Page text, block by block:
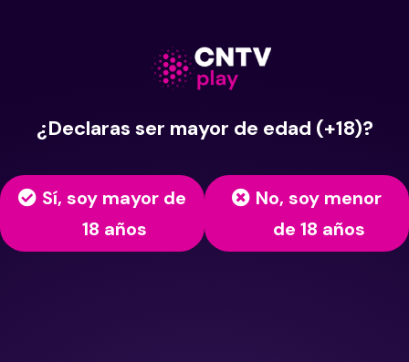
¿Declaras ser mayor de edad (+18)?
Sí, soy mayor de
18 años
No, soy menor
de 18 años